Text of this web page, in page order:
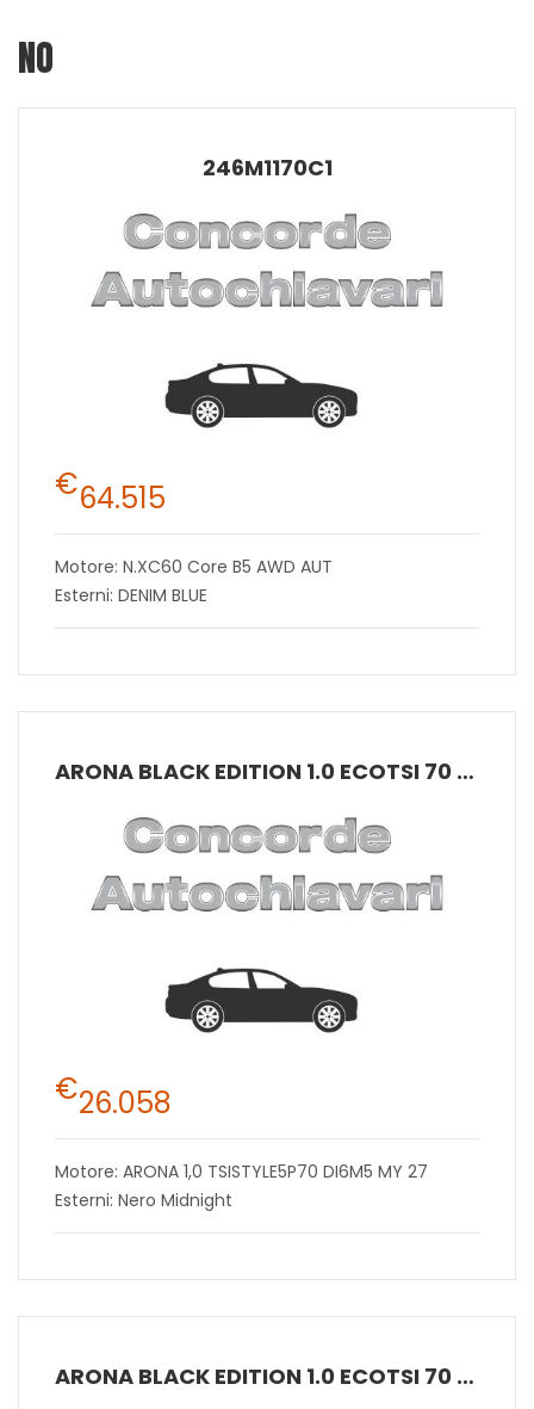
NO
246M1170C1
€64.515
Motore: N.XC60 Core B5 AWD AUT
Esterni: DENIM BLUE
ARONA BLACK EDITION 1.0 ECOTSI 70 KW (95 CV) BENZINA MANUALE 5 MARCE 2WD
€26.058
Motore: ARONA 1,0 TSISTYLE5P70 DI6M5 MY 27
Esterni: Nero Midnight
ARONA BLACK EDITION 1.0 ECOTSI 70 KW (95 CV) BENZINA MANUALE 5 MARCE 2WD